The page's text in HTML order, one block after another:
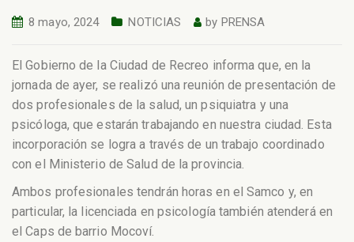
8 mayo, 2024 NOTICIAS by PRENSA
El Gobierno de la Ciudad de Recreo informa que, en la
jornada de ayer, se realizó una reunión de presentación de
dos profesionales de la salud, un psiquiatra y una
psicóloga, que estarán trabajando en nuestra ciudad. Esta
incorporación se logra a través de un trabajo coordinado
con el Ministerio de Salud de la provincia.
Ambos profesionales tendrán horas en el Samco y, en
particular, la licenciada en psicología también atenderá en
el Caps de barrio Mocoví.